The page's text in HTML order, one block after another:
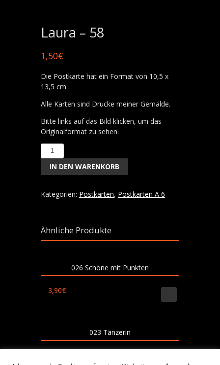
Laura – 58
1,50€
Die Postkarte hat ein Format von 10,5 x
13,5 cm.
Alle Karten sind Drucke meiner Gemälde.
Bitte links auf das Bild klicken, um das
Originalformat zu sehen.
Laura
IN DEN WARENKORB
Kategorien: Postkarten, Postkarten A 6
Ähnliche Produkte
026 Schöne mit Punkten
3,90€
023 Tänzerin